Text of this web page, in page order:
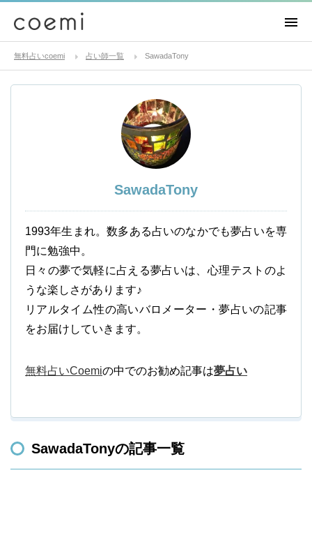
無料占いcoemi 占い師一覧 SawadaTony
SawadaTony
1993年生まれ。数多ある占いのなかでも夢占いを専
門に勉強中。
日々の夢で気軽に占える夢占いは、心理テストのよ
うな楽しさがあります♪
リアルタイム性の高いバロメーター・夢占いの記事
をお届けしていきます。
無料占いCoemiの中でのお勧め記事は夢占い
SawadaTonyの記事一覧